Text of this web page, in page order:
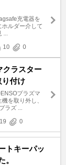
充電器を
ルダー介して
...
10 0
クラスター
り付け
プラズマ
を取り外し、
ラズ ...
19 0
トキーパッ
。